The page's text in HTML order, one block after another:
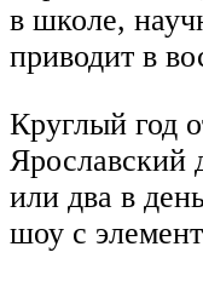
в школе,
приводит в
Круглый год
Ярославский
или два в
шоу с